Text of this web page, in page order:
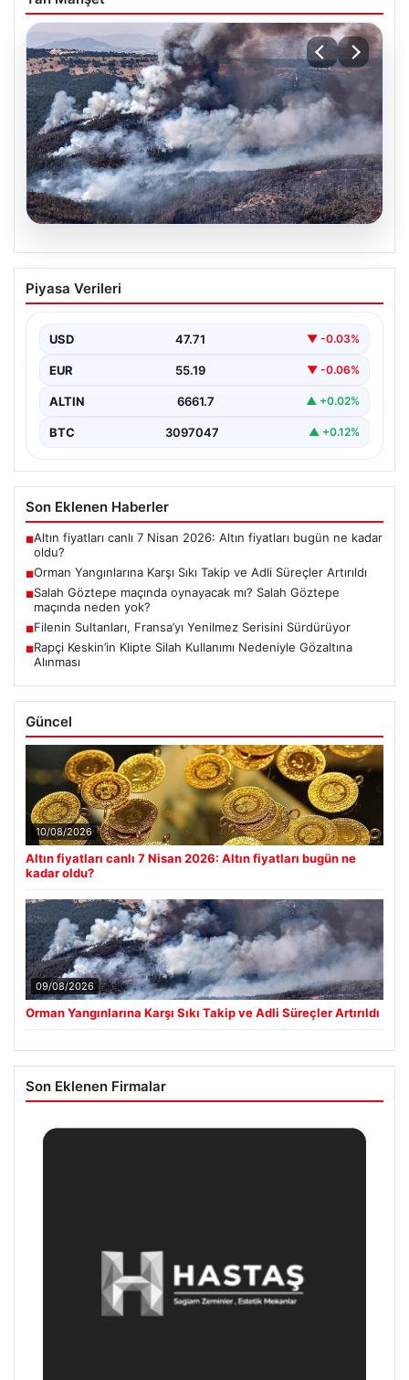
Orman Yangınlarına Karşı Sıkı Takip ve
Adli Süreçler Artırıldı
artarken, devlet kurumları ve yargı organları bu…
Piyasa Verileri
USD 47.71 ▼ -0.03%
EUR 55.19 ▼ -0.06%
ALTIN 6661.7 ▲ +0.02%
BTC 3097047 ▲ +0.12%
Son Eklenen Haberler
■Altın fiyatları canlı 7 Nisan 2026: Altın fiyatları bugün ne kadar
oldu?
■Orman Yangınlarına Karşı Sıkı Takip ve Adli Süreçler Artırıldı
■Salah Göztepe maçında oynayacak mı? Salah Göztepe
maçında neden yok?
■Filenin Sultanları, Fransa’yı Yenilmez Serisini Sürdürüyor
■Rapçi Keskin’in Klipte Silah Kullanımı Nedeniyle Gözaltına
Alınması
Güncel
10/08/2026
Altın fiyatları canlı 7 Nisan 2026: Altın fiyatları bugün ne
kadar oldu?
09/08/2026
Orman Yangınlarına Karşı Sıkı Takip ve Adli Süreçler Artırıldı
Son Eklenen Firmalar